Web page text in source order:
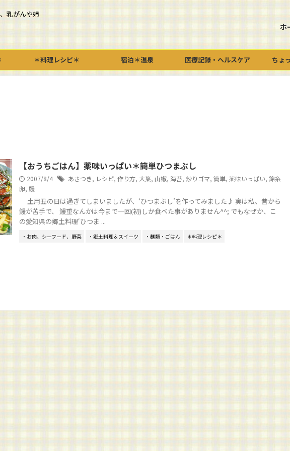
乳がんや婦
ホ
＊料理レシピ＊ 宿泊＊温泉 医療記録・ヘルスケア ちょ
【おうちごはん】薬味いっぱい＊簡単ひつまぶし
2007/8/4 あさつき, レシピ, 作り方, 大葉, 山椒, 海苔, 炒りゴマ, 簡単, 薬味いっぱい, 錦糸
卵, 鰻
土用丑の日は過ぎてしまいましたが、‘ひつまぶし’を作ってみました♪ 実は私、昔から
鰻が苦手で、 鰻重なんかは今まで一回(初)しか食べた事がありません^^; でもなぜか、こ
の愛知県の郷土料理‘ひつま ...
・お肉、シーフード、野菜 ・郷土料理＆スイーツ ・麺類・ごはん ＊料理レシピ＊